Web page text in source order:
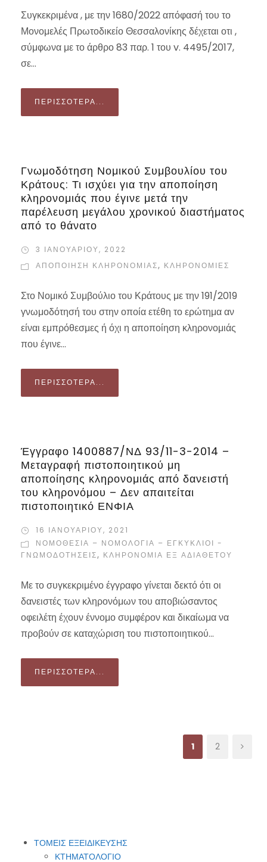
Συγκεκριμένα , με την 1680/2022 απόφασή του το
Μονομελές Πρωτοδικείο Θεσσαλονίκης δέχεται οτι ,
σύμφωνα με το άρθρο 83 παρ. 1 του v. 4495/2017,
σε...
ΠΕΡΙΣΣΌΤΕΡΑ...
Γνωμοδότηση Νομικού Συμβουλίου του
Κράτους: Τι ισχύει για την αποποίηση
κληρονομιάς που έγινε μετά την
παρέλευση μεγάλου χρονικού διαστήματος
από το θάνατο
3 ΙΑΝΟΥΑΡΊΟΥ, 2022
ΑΠΟΠΟΊΗΣΗ ΚΛΗΡΟΝΟΜΙΆΣ, ΚΛΗΡΟΝΟΜΙΕΣ
Στο Νομικό Συμβούλιο του Κράτους με την 191/2019
γνωμοδότησή του στην οποία ετέθη το ερώτημα αν
είναι εμπρόθεσμες ή όχι η αποποίηση κληρονομιάς
που έγινε...
ΠΕΡΙΣΣΌΤΕΡΑ...
Έγγραφο 1400887/ΝΔ 93/11-3-2014 –
Μεταγραφή πιστοποιητικού μη
αποποίησης κληρονομιάς από δανειστή
του κληρονόμου – Δεν απαιτείται
πιστοποιητικό ΕΝΦΙΑ
16 ΙΑΝΟΥΑΡΊΟΥ, 2021
ΝΟΜΟΘΕΣΊΑ – ΝΟΜΟΛΟΓΊΑ – ΕΓΚΎΚΛΙΟΙ -
ΓΝΩΜΟΔΟΤΉΣΕΙΣ, ΚΛΗΡΟΝΟΜΙΆ ΕΞ ΑΔΙΑΘΈΤΟΥ
Με το συγκεκριμένο έγγραφο γίνεται δεκτό ότι οι
δανειστές των κληρονόμων του αποβιώσαντος
οφειλέτη έχουν έννομο συμφέρον και δικαίωμα να
προβούν σε καταχώριση του πιστοποιητικού...
ΠΕΡΙΣΣΌΤΕΡΑ...
1 2
ΤΟΜΕΙΣ ΕΞΕΙΔΙΚΕΥΣΗΣ
ΚΤΗΜΑΤΟΛΟΓΙΟ